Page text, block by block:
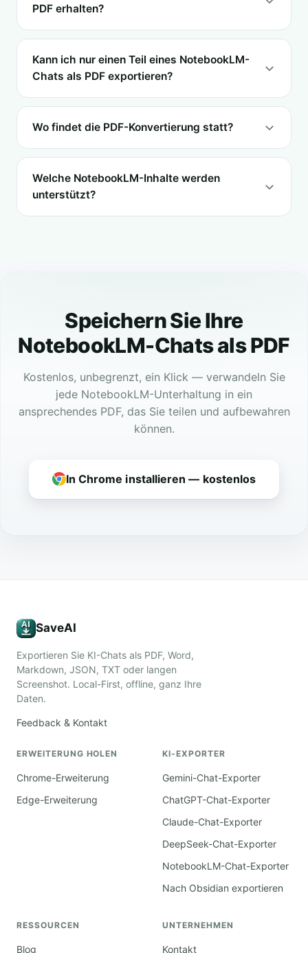
PDF erhalten?
Kann ich nur einen Teil eines NotebookLM-
Chats als PDF exportieren?
Wo findet die PDF-Konvertierung statt?
Welche NotebookLM-Inhalte werden
unterstützt?
Speichern Sie Ihre
NotebookLM-Chats als PDF
Kostenlos, unbegrenzt, ein Klick — verwandeln Sie
jede NotebookLM-Unterhaltung in ein
ansprechendes PDF, das Sie teilen und aufbewahren
können.
In Chrome installieren — kostenlos
SaveAI
Exportieren Sie KI-Chats als PDF, Word,
Markdown, JSON, TXT oder langen
Screenshot. Local-First, offline, ganz Ihre
Daten.
Feedback & Kontakt
ERWEITERUNG HOLEN
Chrome-Erweiterung
Edge-Erweiterung
KI-EXPORTER
Gemini-Chat-Exporter
ChatGPT-Chat-Exporter
Claude-Chat-Exporter
DeepSeek-Chat-Exporter
NotebookLM-Chat-Exporter
Nach Obsidian exportieren
RESSOURCEN
Blog
UNTERNEHMEN
Kontakt